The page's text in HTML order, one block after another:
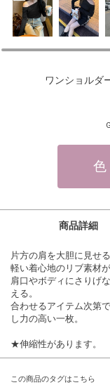
ワンショルダ
色
商品詳細
片方の肩を大胆に見せ
軽い着心地のリブ素材
肩口やボディにさりげ
える。
合わせるアイテム次第
し力の高い一枚。
★伸縮性があります。
この商品のタグはこちら